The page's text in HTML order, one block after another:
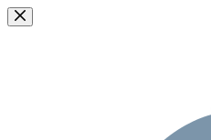
Passer
au